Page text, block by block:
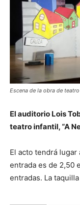
Escena de la obra de
El auditorio Lois
teatro infantil, “A
El acto tendrá lugar
entrada es de 2,50
entradas. La